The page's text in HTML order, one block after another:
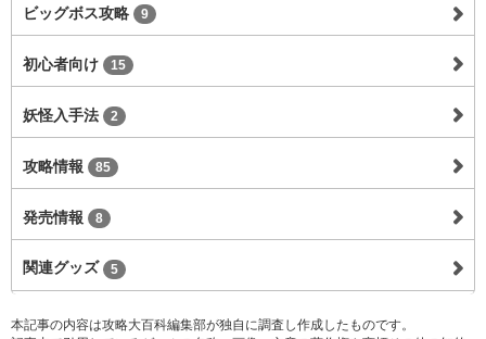
ビッグボス攻略 9
初心者向け 15
妖怪入手法 2
攻略情報 85
発売情報 8
関連グッズ 5
本記事の内容は攻略大百科編集部が独自に調査し作成したものです。